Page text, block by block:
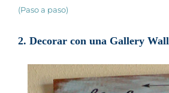
(Paso a paso)
2. Decorar con una Gallery Wall